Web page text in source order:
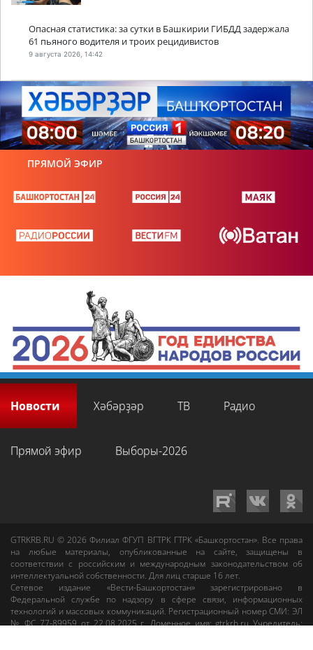
Опасная статистика: за сутки в Башкирии ГИБДД задержала
61 пьяного водителя и троих рецидивистов
9 августа 2026, 14:42
ПРЯМОЙ ЭФИР
Новости Хәбәрҙәр ТВ Радио
Прямой эфир Выборы-2026
GTRKRB.RU © 2026Филиал ФГУП ВГТРК ГТРК «Башкортостан». Все права
на любые материалы, опубликованные на сайте, защищены в
соответствии с российским и международным законодательством об
интеллектуальной собственности. Для лиц старше 16 лет.
Сетевое издание «Вести-Башкортостан»зарегистрировано в
Федеральной службе по надзору в сфере связи, информационных
технологий и массовых коммуникаций. Регистрационный номер СМИ: ЭЛ
№ ФС 77-89959 от 22.08.2025 г. Доменное имя:gtrkrb.ruУчредитель: